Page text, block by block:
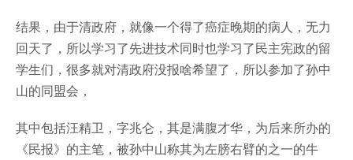
结果，由于清政府，就像一个得了癌症晚期的病人，无力
回天了，所以学习了先进技术同时也学习了民主宪政的留
学生们，很多就对清政府没报啥希望了，所以参加了孙中
山的同盟会，
其中包括汪精卫，字兆仑，其是满腹才华，为后来所办的
《民报》的主笔，被孙中山称其为左膀右臂的之一的牛